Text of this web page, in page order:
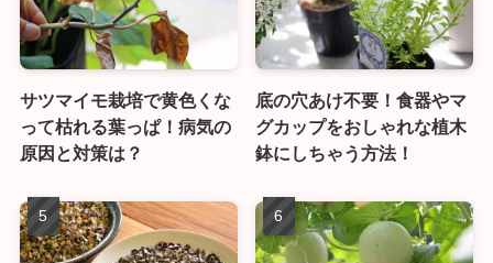
サツマイモ栽培で黄色くな
って枯れる葉っぱ！病気の
原因と対策は？
底の穴あけ不要！食器やマ
グカップをおしゃれな植木
鉢にしちゃう方法！